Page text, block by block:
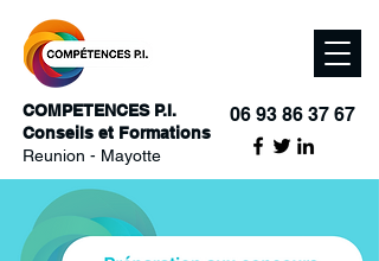
COMPETENCES P.I.
Conseils et Formations
Reunion - Mayotte
06 93 86 37 67